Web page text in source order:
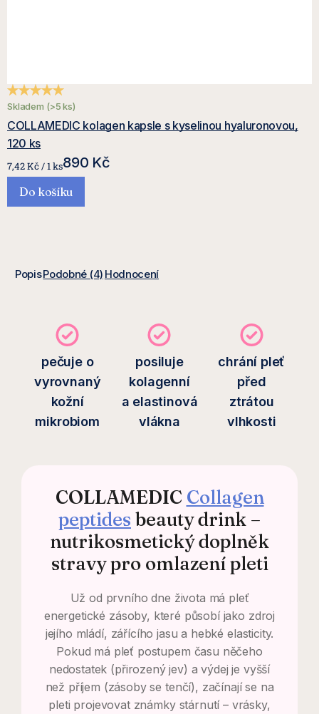
COLLAMEDIC kolagen kapsle s kyselinou hyaluronovou,
120 ks
Průměrné hodnocení produktu je 5,0 z 5 hvězdiček.
Skladem (>5 ks)
890 Kč
Měrná
cena:
7,42 Kč / 1 ks
Do košíku
PopisPodobné (4) Hodnocení
pečuje o
vyrovnaný
kožní
mikrobiom
posiluje
kolagenní
a elastinová
vlákna
chrání pleť
před
ztrátou
vlhkosti
COLLAMEDIC Collagen
peptides beauty drink –
nutrikosmetický doplněk
stravy pro omlazení pleti
Už od prvního dne života má pleť
energetické zásoby, které působí jako zdroj
jejího mládí, zářícího jasu a hebké elasticity.
Pokud má pleť postupem času něčeho
nedostatek (přirozený jev) a výdej je vyšší
než příjem (zásoby se tenčí), začínají se na
pleti projevovat známky stárnutí – vrásky,